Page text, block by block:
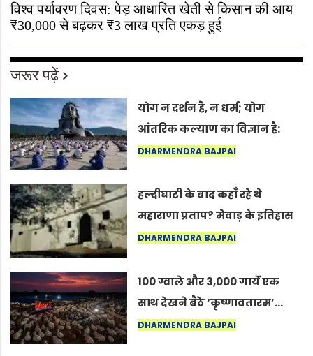
विश्व पर्यावरण दिवस: पेड़ आधारित खेती से किसान की आय
₹30,000 से बढ़कर ₹3 लाख प्रति एकड़ हुई
जरूर पढ़ें
योग न दर्शन है, न धर्म; योग
आंतरिक कल्याण का विज्ञान है:
अंतरराष्ट्रीय योग दिवस 2026 पर
DHARMENDRA BAJPAI
हल्दीघाटी के बाद कहाँ रहे थे
महाराणा प्रताप? मेवाड़ के इतिहास
का वह अनकहा अध्याय जो आज भी
DHARMENDRA BAJPAI
100 ग्वाले और 3,000 गायें एक
साथ देखने बैठे ‘कृष्णावतारम’…
नागपुर में दिखा ऐसा नज़ारा कि
DHARMENDRA BAJPAI